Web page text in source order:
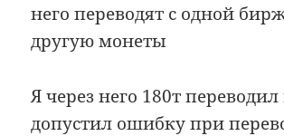
него переводят с одной
другую монеты
Я через него 180т переводил
допустил ошибку при